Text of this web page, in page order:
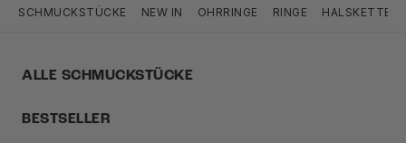
SCHMUCKSTÜCKE NEW IN OHRRINGE RINGE HALSKETTEN
ALLE SCHMUCKSTÜCKE
BESTSELLER